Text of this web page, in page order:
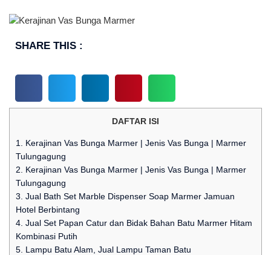
SHARE THIS :
DAFTAR ISI
1.
Kerajinan Vas Bunga Marmer | Jenis Vas Bunga | Marmer
Tulungagung
2.
Kerajinan Vas Bunga Marmer | Jenis Vas Bunga | Marmer
Tulungagung
3. Jual Bath Set Marble Dispenser Soap Marmer Jamuan
Hotel Berbintang
4. Jual Set Papan Catur dan Bidak Bahan Batu Marmer Hitam
Kombinasi Putih
5. Lampu Batu Alam, Jual Lampu Taman Batu